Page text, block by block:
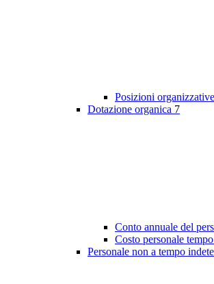
Posizioni organizzative
Dotazione organica 7
Conto annuale del
Costo personale
Personale non a tempo